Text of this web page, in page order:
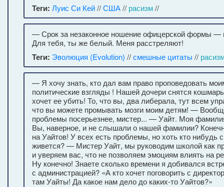
Теги: Луис Си Кей//США// расизм//
— Срок за незаконное ношение офицерской формы —
Для тебя, ты же белый. Меня расстреляют!
Теги: Эволюция (Evolution) //смешные цитаты //
— Я хочу знать, кто дал вам право проповедовать
политические взгляды ! Нашей дочери снятся
хочет ее убить! То, что вы, два либерала, тут всем
что вы можете промывать мозги моим детям! —
проблемы посерьезнее, мистер... — Уайт. Моя
Вы, наверное, и не слышали о нашей фамилии?
на Уайтов! У всех есть проблемы, но хоть кто нибудь
живется? — Мистер Уайт, мы руководим школой как
и уверяем вас, что не позволяем эмоциям влиять на
Ну конечно! Знаете сколько времени я добивался
с администрацией? «А кто хочет поговорить с
там Уайты! Да какое нам дело до каких-то Уайтов?»